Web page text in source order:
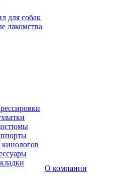
для собак
лакомства
О компании